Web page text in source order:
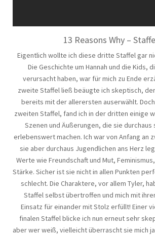
13 Reasons Why –
Eigentlich wollte ich diese dritte Staffel gar
Die Geschichte um Hannah und die Kids,
verursacht haben, war für mich zu Ende
zweite Staffel ließ beäugte ich skeptisch,
bereits mit der allerersten auserwählt.
zweiten Staffel, fand ich in der dritten einige
Szenen und Äußerungen, die sie
erlebenswert machen. Ich war von Anfang an
sie aber durchaus Jugendlichen ans Herz
Werte wie Freundschaft und Mut,
Stärke. Sicher ist sie nicht in allen Punkten
schlecht. Die Charaktere, vor allem Tyler,
Staffel selbst übertroffen und mich mit
Einsatz für einander mit Stolz erfüllt! Einer
finalen Staffel blicke ich nun erneut sehr
aber wer weiß, vielleicht überrascht sie mich